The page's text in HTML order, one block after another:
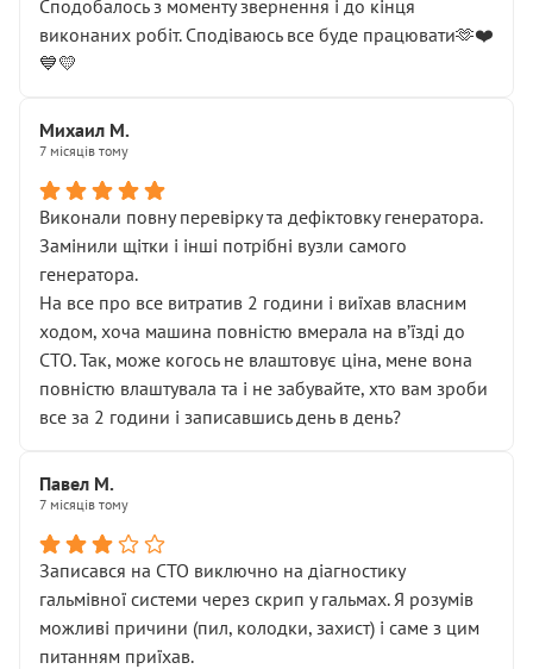
Сподобалось з моменту звернення і до кінця
виконаних робіт. Сподіваюсь все буде працювати🫶❤️
💙💛
Михаил М.
7 місяців тому
Виконали повну перевірку та дефіктовку генератора.
Замінили щітки і інші потрібні вузли самого
генератора.
На все про все витратив 2 години і виїхав власним
ходом, хоча машина повністю вмерала на вʼїзді до
СТО. Так, може когось не влаштовує ціна, мене вона
повністю влаштувала та і не забувайте, хто вам зроби
все за 2 години і записавшись день в день?
Павел М.
7 місяців тому
Записався на СТО виключно на діагностику
гальмівної системи через скрип у гальмах. Я розумів
можливі причини (пил, колодки, захист) і саме з цим
питанням приїхав.